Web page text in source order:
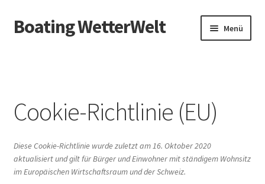
Zur
Navigation
Zum
Inhalt
Boating WetterWelt Menü
Downloads
GRIB Wetter-Daten-Pakete
Cookie-Richtlinie (EU)
Diese Cookie-Richtlinie wurde zuletzt am 16. Oktober 2020
aktualisiert und gilt für Bürger und Einwohner mit ständigem Wohnsitz
im Europäischen Wirtschaftsraum und der Schweiz.